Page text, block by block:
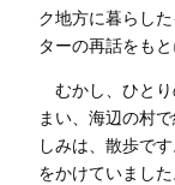
ク地方に暮らし
ターの再話をも
むかし、ひとり
まい、海辺の村
しみは、散歩で
をかけていました